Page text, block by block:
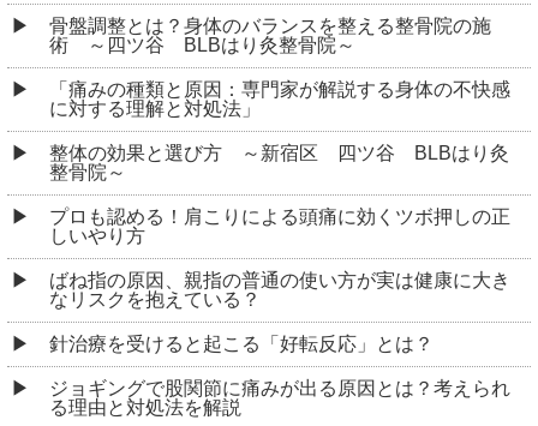
骨盤調整とは？身体のバランスを整える整骨院の施
術 ～四ツ谷 BLBはり灸整骨院～
「痛みの種類と原因：専門家が解説する身体の不快感
に対する理解と対処法」
整体の効果と選び方 ～新宿区 四ツ谷 BLBはり灸
整骨院～
プロも認める！肩こりによる頭痛に効くツボ押しの正
しいやり方
ばね指の原因、親指の普通の使い方が実は健康に大き
なリスクを抱えている？
針治療を受けると起こる「好転反応」とは？
ジョギングで股関節に痛みが出る原因とは？考えられ
る理由と対処法を解説